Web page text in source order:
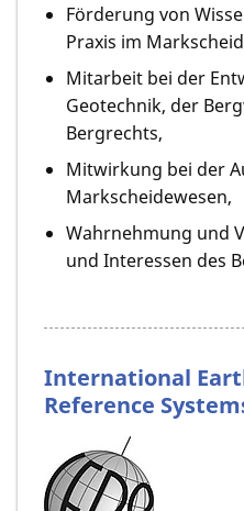
Förderung von
Praxis im
Mitarbeit bei der
Geotechnik, der
Bergrechts,
Mitwirkung bei der
Markscheidewesen,
Wahrnehmung und
und Interessen des
International
Reference